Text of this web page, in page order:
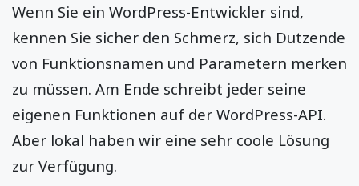
Wenn Sie ein WordPress-Entwickler sind,
kennen Sie sicher den Schmerz, sich Dutzende
von Funktionsnamen und Parametern merken
zu müssen. Am Ende schreibt jeder seine
eigenen Funktionen auf der WordPress-API.
Aber lokal haben wir eine sehr coole Lösung
zur Verfügung.